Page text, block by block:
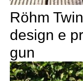
Röhm
design e
gun